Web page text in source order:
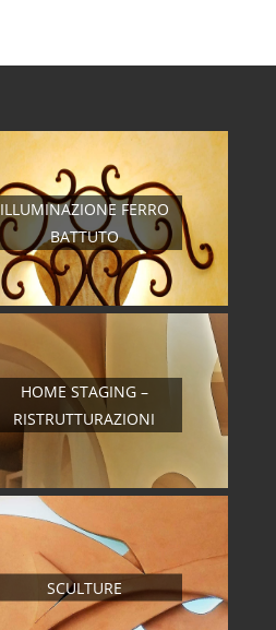
ILLUMINAZIONE FERRO
BATTUTO
HOME STAGING –
RISTRUTTURAZIONI
SCULTURE